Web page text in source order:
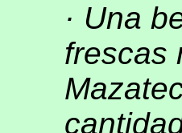
· Una
frescas